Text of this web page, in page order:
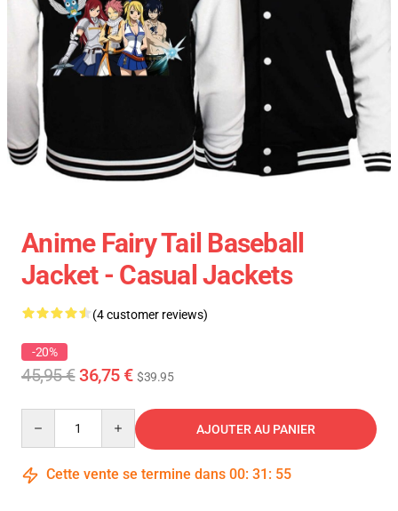
Anime Fairy Tail Baseball
Jacket - Casual Jackets
(4 customer reviews)
-20%
45,95 €36,75 € $39.95
AJOUTER AU PANIER
Cette vente se termine dans 00: 31 : 54